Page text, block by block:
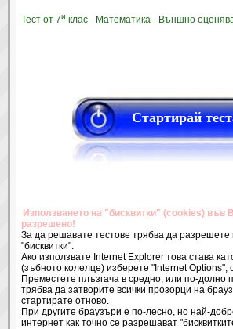
Тест от 7и клас - Математика - Външно
Стартирай
Използването на "бисквитки" (cookies) във
разрешено!
За да решавате тестове трябва да разрешете
"бисквитки".
Ако използвате Internet Explorer това става
(зъбното колелце) изберете "Internet Options",
Преместете плъзгача в средно, или по-долно
трябва да затворите всички прозорци на
стартирате отново.
При другите браузъри е по-лесно, но най-
интернет как точно се разрешават